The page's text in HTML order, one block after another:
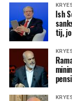
Ish
tij,